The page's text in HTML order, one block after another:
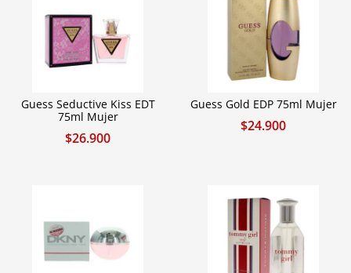
Guess Seductive Kiss EDT
75ml Mujer
$26.900
Guess Gold EDP 75ml Mujer
$24.900